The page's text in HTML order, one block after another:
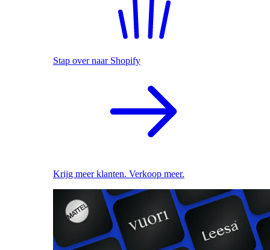
Stap over naar Shopify
Krijg meer klanten. Verkoop meer.